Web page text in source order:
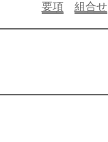
要項 組合せ